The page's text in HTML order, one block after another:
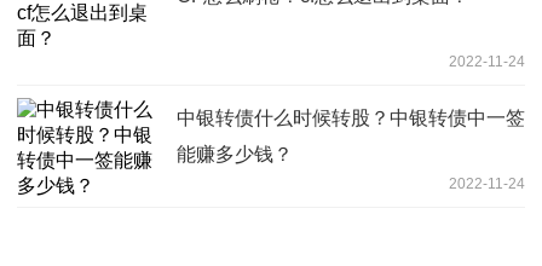
2022-11-24
中银转债什么时候转股？中银转债中一签
能赚多少钱？
2022-11-24